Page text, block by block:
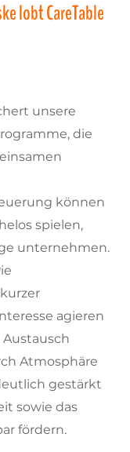
lobt CareTable
unsere
die
können
spielen,
unternehmen.
agieren
Atmosphäre
gestärkt
sowie das
fördern.